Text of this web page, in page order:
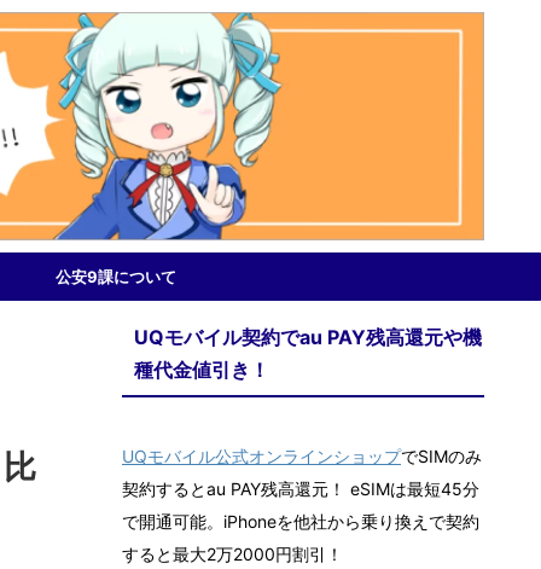
公安9課について
UQモバイル契約でau PAY残高還元や機
種代金値引き！
UQモバイル公式オンラインショップでSIMのみ
契約するとau PAY残高還元！ eSIMは最短45分
で開通可能。iPhoneを他社から乗り換えで契約
すると最大2万2000円割引！